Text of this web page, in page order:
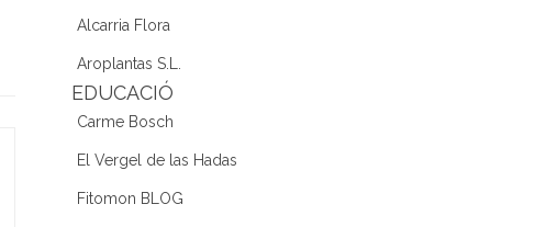
Alcarria Flora
Aroplantas S.L.
EDUCACIÓ
Carme Bosch
El Vergel de las Hadas
Fitomon BLOG